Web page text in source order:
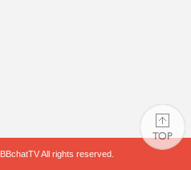
BBchatTVAll rights reserved.